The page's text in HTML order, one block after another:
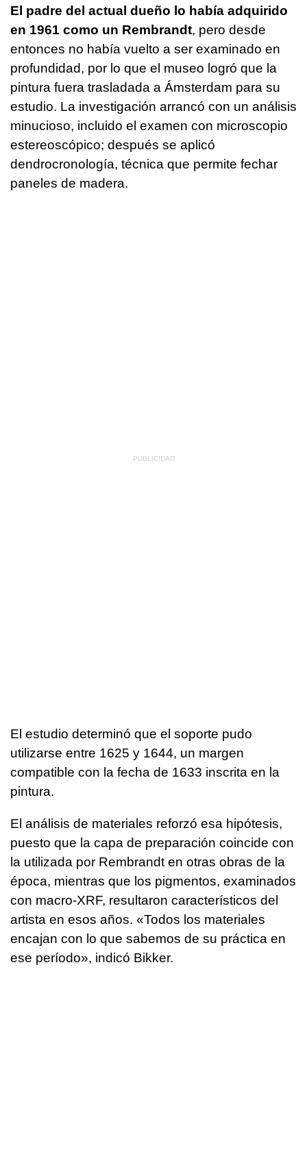
El padre del actual dueño lo había adquirido
en 1961 como un Rembrandt, pero desde
entonces no había vuelto a ser examinado en
profundidad, por lo que el museo logró que la
pintura fuera trasladada a Ámsterdam para su
estudio. La investigación arrancó con un análisis
minucioso, incluido el examen con microscopio
estereoscópico; después se aplicó
dendrocronología, técnica que permite fechar
paneles de madera.
El estudio determinó que el soporte pudo
utilizarse entre 1625 y 1644, un margen
compatible con la fecha de 1633 inscrita en la
pintura.
El análisis de materiales reforzó esa hipótesis,
puesto que la capa de preparación coincide con
la utilizada por Rembrandt en otras obras de la
época, mientras que los pigmentos, examinados
con macro-XRF, resultaron característicos del
artista en esos años. «Todos los materiales
encajan con lo que sabemos de su práctica en
ese período», indicó Bikker.